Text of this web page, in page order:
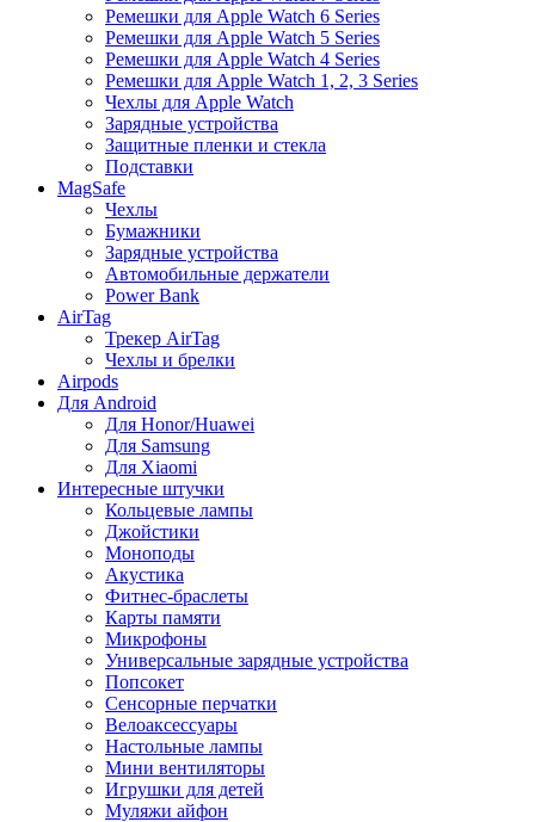
Ремешки для Apple Watch 6 Series
Ремешки для Apple Watch 5 Series
Ремешки для Apple Watch 4 Series
Ремешки для Apple Watch 1, 2, 3 Series
Чехлы для Apple Watch
Зарядные устройства
Защитные пленки и стекла
Подставки
MagSafe
Чехлы
Бумажники
Зарядные устройства
Автомобильные держатели
Power Bank
AirTag
Трекер AirTag
Чехлы и брелки
Airpods
Для Android
Для Honor/Huawei
Для Samsung
Для Xiaomi
Интересные штучки
Кольцевые лампы
Джойстики
Моноподы
Акустика
Фитнес-браслеты
Карты памяти
Микрофоны
Универсальные зарядные устройства
Попсокет
Сенсорные перчатки
Велоаксессуары
Настольные лампы
Мини вентиляторы
Игрушки для детей
Муляжи айфон